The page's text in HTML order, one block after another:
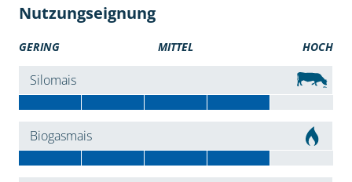
Nutzungseignung
GERING MITTEL HOCH
Silomais
Biogasmais